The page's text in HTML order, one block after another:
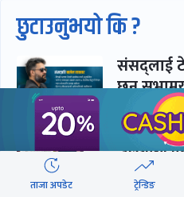
छुटाउनुभयो कि ?
संसद्लाई
छन्
‘अस्थायी
व्यवस्था
ताजा अपडेट ट्रेन्डिङ